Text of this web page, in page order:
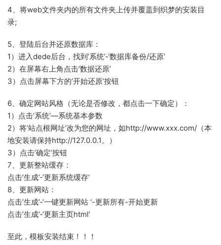
4、将web文件夹内的所有文件夹上传并覆盖到织梦的安装目
录;
5、登陆后台并还原数据库：
1）进入dede后台，找到’系统’-‘数据库备份/还原’
2）在屏幕右上角点击’数据还原’
3）点击屏幕下方的’开始还原’按钮
6、确定网站风格（无论是否修改，都点击一下确定）：
1）点击’系统’—系统基本参数
2）将’站点根网址’改为您的网址，如http://www.xxx.com/（本
地安装请保持http://127.0.0.1。）
3）点击’确定’按钮
7、更新整站缓存：
点击’生成’-‘更新系统缓存’
8、更新网站：
点击’生成’-‘一键更新网站 ‘-更新所有-开始更新
点击’生成’-‘更新主页html’
至此，模板安装结束！！！